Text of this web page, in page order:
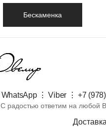
Бескаменка
WhatsApp ⋮ Viber ⋮ +7
С радостью ответим на любой